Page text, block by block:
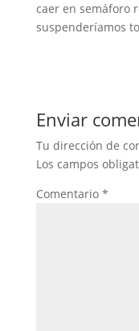
caer en semáforo
suspenderíamos
Enviar
Tu dirección de
Los campos
Comentario *